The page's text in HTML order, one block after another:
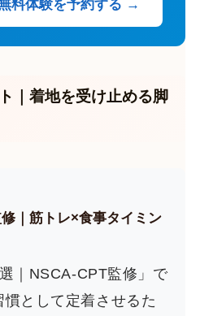
料体験を予約する →
｜着地を受け止める脚
｜筋トレ×食事タイミン
｜NSCA-CPT監修」で
として定着させるた